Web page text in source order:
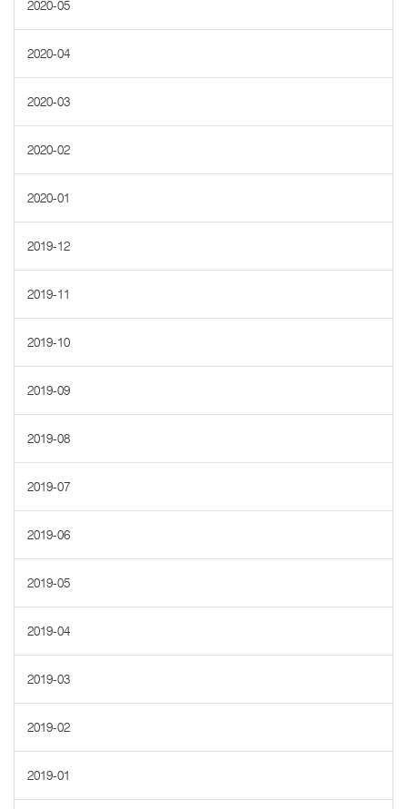
2020-05
2020-04
2020-03
2020-02
2020-01
2019-12
2019-11
2019-10
2019-09
2019-08
2019-07
2019-06
2019-05
2019-04
2019-03
2019-02
2019-01